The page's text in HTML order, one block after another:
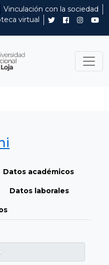
Vinculación con la sociedad
virtual
Datos académicos
Datos laborales